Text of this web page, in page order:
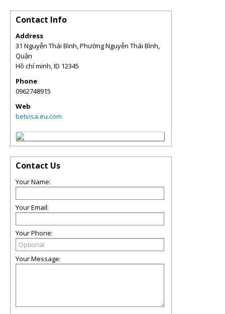
Contact Info
Address
31 Nguyễn Thái Bình, Phường Nguyễn Thái Bình,
Quận
Hồ chí minh,ID 12345
Phone
0962748915
Web
betvisa.eu.com
Contact Us
Your Name:
Your Email:
Your Phone:
Your Message: